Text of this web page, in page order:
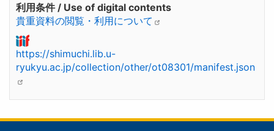
利用条件 / Use of digital contents
貴重資料の閲覧・利用について
https://shimuchi.lib.u-
ryukyu.ac.jp/collection/other/ot08301/manifest.json